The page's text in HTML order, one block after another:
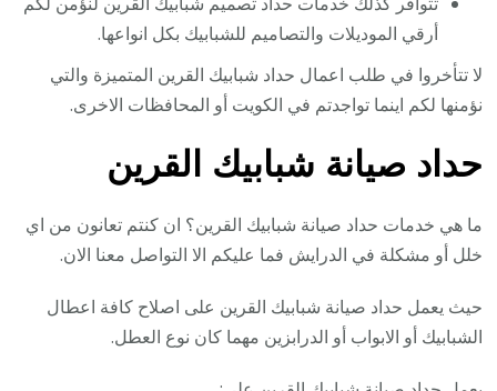
أرقي الموديلات والتصاميم للشبابيك بكل انواعها.
لا تتأخروا في طلب اعمال حداد شبابيك القرين المتميزة والتي
نؤمنها لكم اينما تواجدتم في الكويت أو المحافظات الاخرى.
حداد صيانة شبابيك القرين
ما هي خدمات حداد صيانة شبابيك القرين؟ ان كنتم تعانون من اي
خلل أو مشكلة في الدرايش فما عليكم الا التواصل معنا الان.
حيث يعمل حداد صيانة شبابيك القرين على اصلاح كافة اعطال
الشبابيك أو الابواب أو الدرابزين مهما كان نوع العطل.